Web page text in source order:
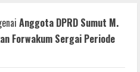
Anggota DPRD Sumut M.
Forwakum Sergai Periode